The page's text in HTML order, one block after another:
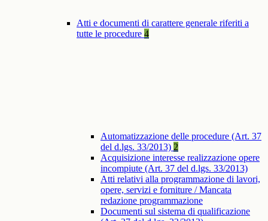
Atti e documenti di carattere generale riferiti a
tutte le procedure 4
Automatizzazione delle procedure (Art. 37
del d.lgs. 33/2013) 2
Acquisizione interesse realizzazione opere
incompiute (Art. 37 del d.lgs. 33/2013)
Atti relativi alla programmazione di lavori,
opere, servizi e forniture / Mancata
redazione programmazione
Documenti sul sistema di qualificazione